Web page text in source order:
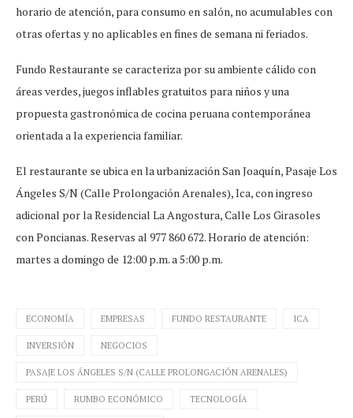
horario de atención, para consumo en salón, no acumulables con
otras ofertas y no aplicables en fines de semana ni feriados.
Fundo Restaurante se caracteriza por su ambiente cálido con
áreas verdes, juegos inflables gratuitos para niños y una
propuesta gastronómica de cocina peruana contemporánea
orientada a la experiencia familiar.
El restaurante se ubica en la urbanización San Joaquín, Pasaje Los
Ángeles S/N (Calle Prolongación Arenales), Ica, con ingreso
adicional por la Residencial La Angostura, Calle Los Girasoles
con Poncianas. Reservas al 977 860 672. Horario de atención:
martes a domingo de 12:00 p.m. a 5:00 p.m.
ECONOMÍA EMPRESAS FUNDO RESTAURANTE ICA
INVERSIÓN NEGOCIOS
PASAJE LOS ÁNGELES S/N (CALLE PROLONGACIÓN ARENALES)
PERÚ RUMBO ECONÓMICO TECNOLOGÍA